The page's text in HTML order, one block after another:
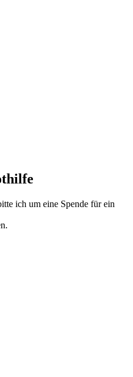
ich um eine Spende für ein